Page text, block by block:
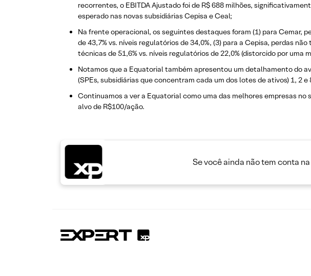
recorrentes, o EBITDA Ajustado foi de R$ 688 milhões,
esperado nas novas subsidiárias Cepisa e Ceal;
Na frente operacional, os seguintes destaques foram (1) para Cemar,
de 43,7% vs. níveis regulatórios de 34,0%, (3) para a Cepisa, perdas
técnicas de 51,6% vs. níveis regulatórios de 22,0% (distorcido por uma
Notamos que a Equatorial também apresentou um detalhamento do
(SPEs, subsidiárias que concentram cada um dos lotes de ativos) 1, 2
Continuamos a ver a Equatorial como uma das melhores empresas
alvo de R$100/ação.
Se você ainda não tem conta